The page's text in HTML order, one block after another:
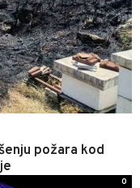
požara kod
0